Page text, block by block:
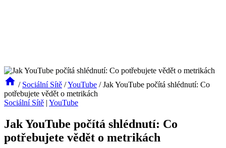
/ Sociální Sítě /YouTube / Jak YouTube počítá shlédnutí: Co
potřebujete vědět o metrikách
Sociální Sítě | YouTube
Jak YouTube počítá shlédnutí: Co
potřebujete vědět o metrikách